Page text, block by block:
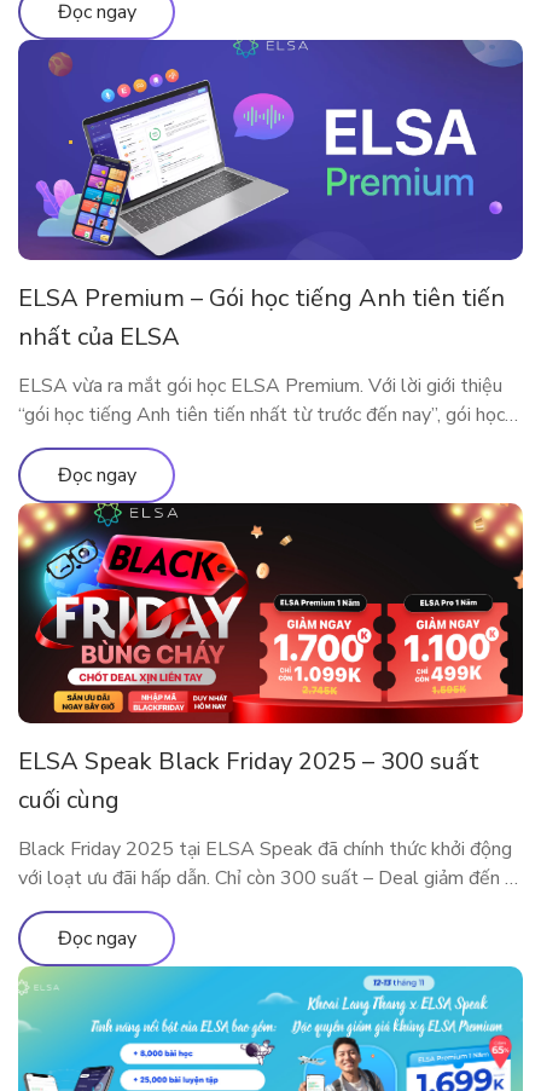
Đọc ngay
ELSA Premium – Gói học tiếng Anh tiên tiến
nhất của ELSA
ELSA vừa ra mắt gói học ELSA Premium. Với lời giới thiệu
“gói học tiếng Anh tiên tiến nhất từ trước đến nay”, gói học
này bao gồm những gì?
Đọc ngay
ELSA Speak Black Friday 2025 – 300 suất
cuối cùng
Black Friday 2025 tại ELSA Speak đã chính thức khởi động
với loạt ưu đãi hấp dẫn. Chỉ còn 300 suất – Deal giảm đến 5
Triệu sắp cháy hàng! Đây là dịp đặc biệt trong năm để sở
hữu các gói ELSA Premium và ELSA Pro với giá ưu đãi hiếm
có. Trải nghiệm […]
Đọc ngay